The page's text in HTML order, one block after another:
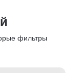
фильтры